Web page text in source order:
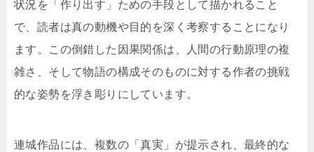
状況を「作り出す」ための手段として描かれること
で、読者は真の動機や目的を深く考察することになり
ます。この倒錯した因果関係は、人間の行動原理の複
雑さ、そして物語の構成そのものに対する作者の挑戦
的な姿勢を浮き彫りにしています。
連城作品には、複数の「真実」が提示され、最終的な